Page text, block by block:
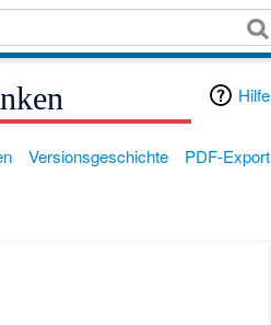
Hilfe
Versionsgeschichte PDF-Export